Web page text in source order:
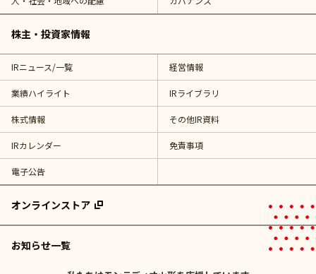
株主・投資家情報
IRニュース/一覧 経営情報
業績ハイライト IRライブラリ
株式情報 その他IR資料
IRカレンダー 免責事項
電子公告
オンラインストア
お知らせ一覧